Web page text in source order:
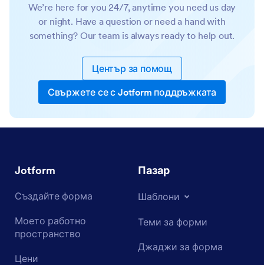
We’re here for you 24/7, anytime you need us day
or night. Have a question or need a hand with
something? Our team is always ready to help out.
Център за помощ
Свържете се с Jotform поддръжката
Jotform
Създайте форма
Моето работно
пространство
Цени
Пазар
Шаблони
Теми за форми
Джаджи за форма